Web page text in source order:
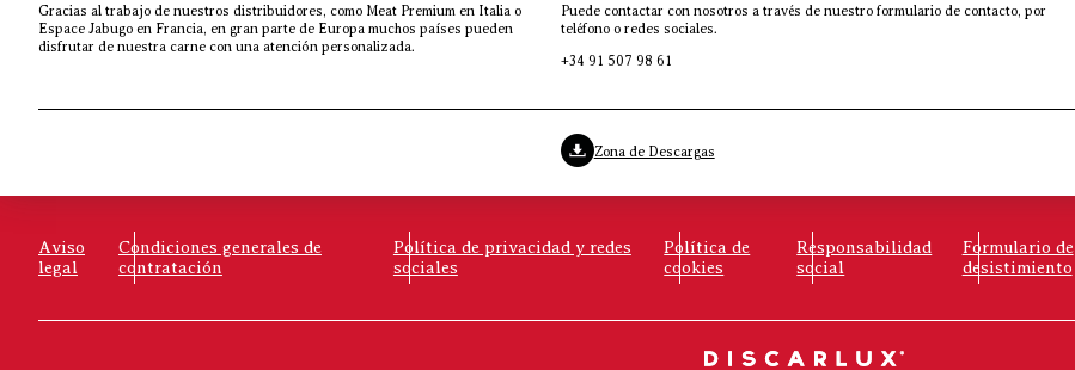
Gracias al trabajo de nuestros distribuidores, como Meat Premium en Italia o
Espace Jabugo en Francia, en gran parte de Europa muchos países pueden
disfrutar de nuestra carne con una atención personalizada.
Puede contactar con nosotros a través de nuestro formulario de contacto, por
teléfono o redes sociales.
+34 91 507 98 61
Zona de Descargas
Aviso
legal
Condiciones generales de
contratación
Política de privacidad y redes
sociales
Política de
cookies
Responsabilidad
social
Formulario de
desistimiento